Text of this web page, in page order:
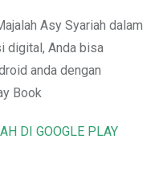
Asy Syariah dalam
digital, Anda bisa
anda dengan
Book
DI GOOGLE PLAY